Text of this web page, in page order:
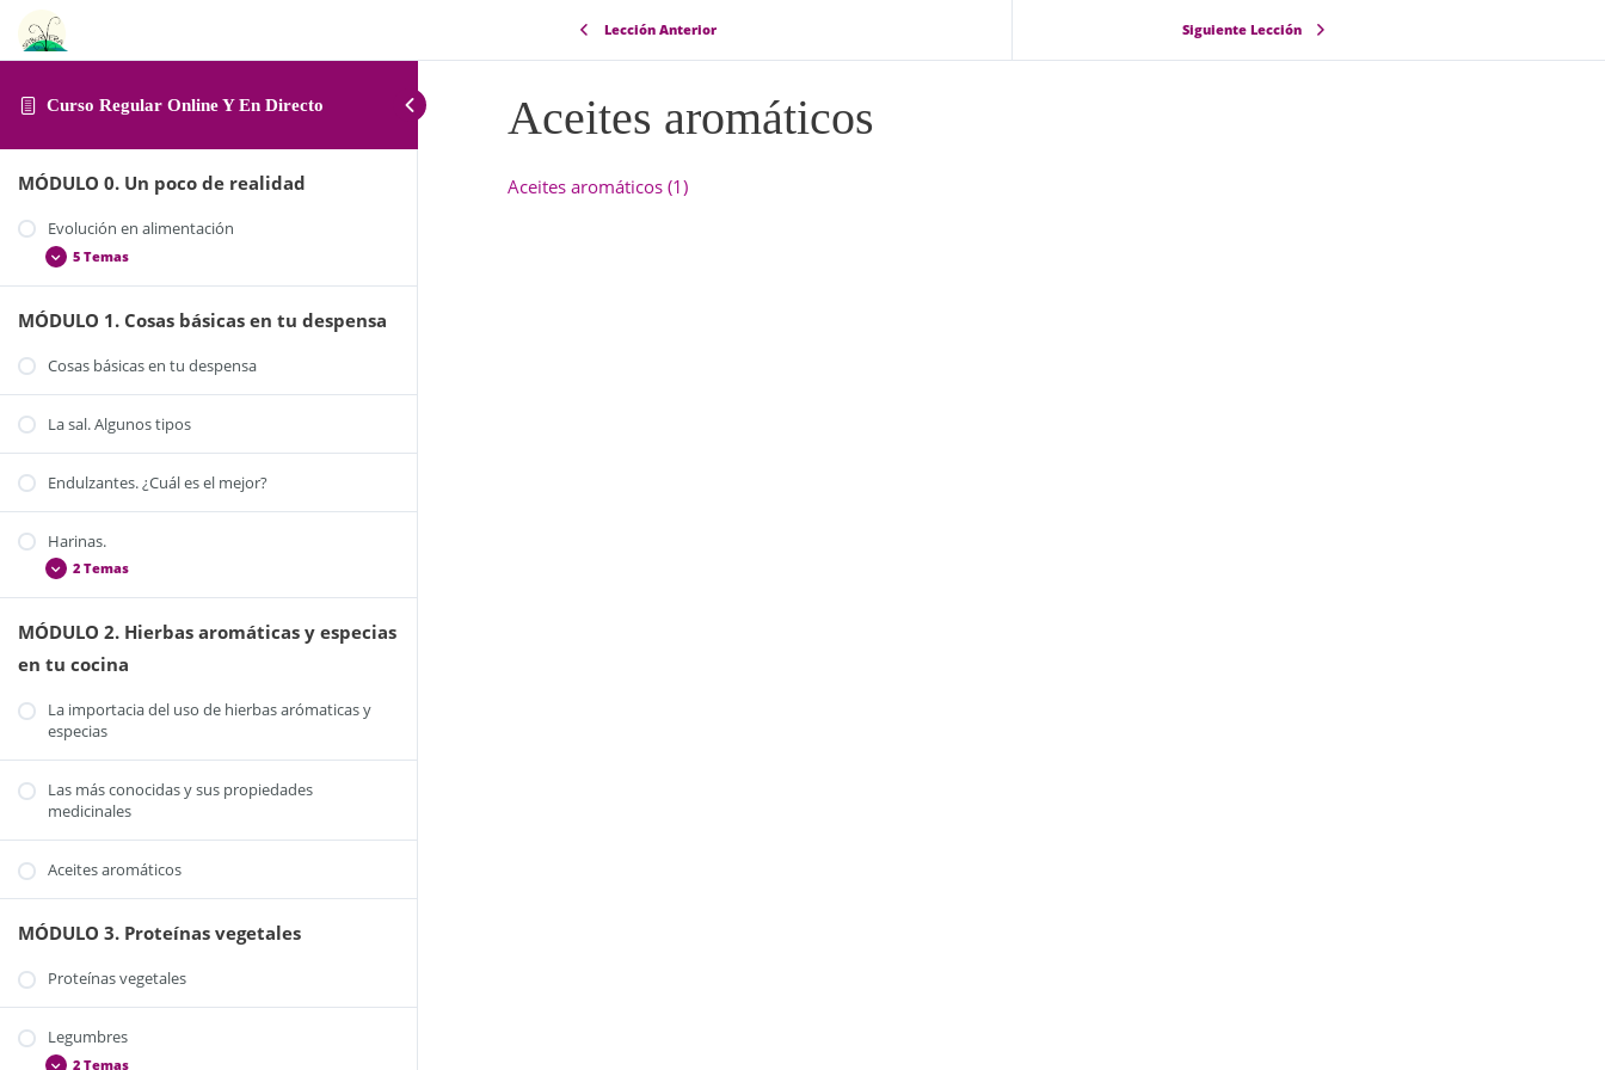
Curso Regular Online Y En Directo
MÓDULO 0. Un poco de realidad
Evolución en alimentación
5 Temas
La alimentación en la actualidad
Alimentos ecológicos y de comercio justo
Alimentos de temporada
¿Y yo, qué puedo hacer por mi alimentación?
MÓDULO 1. Cosas básicas en tu despensa
Cosas básicas en tu despensa
La sal. Algunos tipos
Endulzantes. ¿Cuál es el mejor?
Harinas.
2 Temas
Harina de garbanzos
Harina de algarroba
MÓDULO 2. Hierbas aromáticas y especias
en tu cocina
La importacia del uso de hierbas arómaticas y
especias
Las más conocidas y sus propiedades
medicinales
Aceites aromáticos
MÓDULO 3. Proteínas vegetales
Proteínas vegetales
Legumbres
2 Temas
Lección Anterior Siguiente Lección
Aceites aromáticos
Aceites aromáticos (1)